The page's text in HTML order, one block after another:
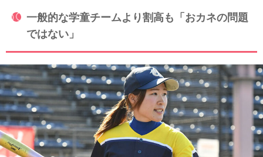
一般的な学童チームより割高も「おカネの問題
ではない」